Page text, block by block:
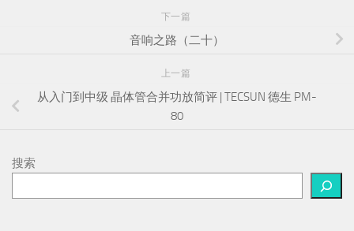
下一篇
音响之路（二十）
上一篇
从入门到中级 晶体管合并功放简评 | TECSUN 德生 PM-
80
搜索